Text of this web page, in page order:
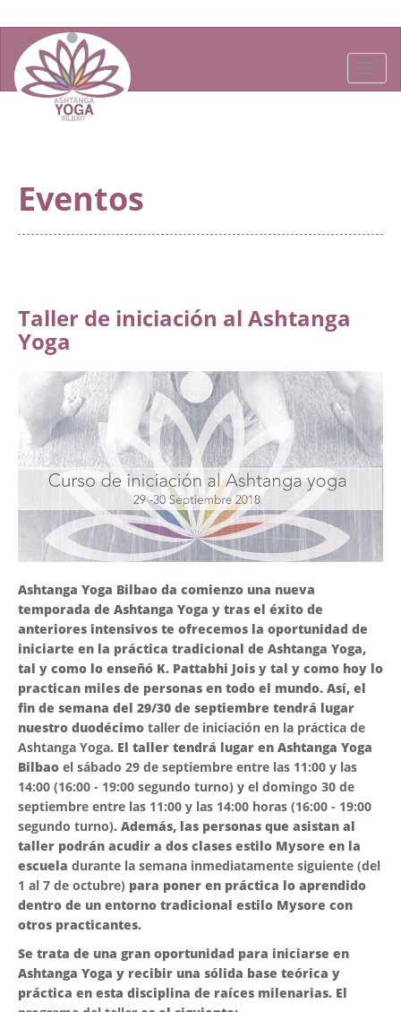
Eventos
Taller de iniciación al Ashtanga
Yoga
Ashtanga Yoga Bilbao da comienzo una nueva
temporada de Ashtanga Yoga y tras el éxito de
anteriores intensivos te ofrecemos la oportunidad de
iniciarte en la práctica tradicional de Ashtanga Yoga,
tal y como lo enseñó K. Pattabhi Jois y tal y como hoy lo
practican miles de personas en todo el mundo. Así, el
fin de semana del 29/30 de septiembre tendrá lugar
nuestro duodécimo taller de iniciación en la práctica de
Ashtanga Yoga. El taller tendrá lugar en Ashtanga Yoga
Bilbao el sábado 29 de septiembre entre las 11:00 y las
14:00 (16:00 - 19:00 segundo turno) y el domingo 30 de
septiembre entre las 11:00 y las 14:00 horas (16:00 - 19:00
segundo turno). Además, las personas que asistan al
taller podrán acudir a dos clases estilo Mysore en la
escuela durante la semana inmediatamente siguiente (del
1 al 7 de octubre) para poner en práctica lo aprendido
dentro de un entorno tradicional estilo Mysore con
otros practicantes.
Se trata de una gran oportunidad para iniciarse en
Ashtanga Yoga y recibir una sólida base teórica y
práctica en esta disciplina de raíces milenarias. El